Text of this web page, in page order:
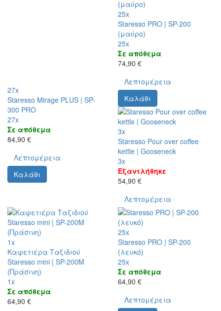
27x
Staresso Mirage PLUS | SP-
300 PRO
27x
Σε απόθεμα
84,90 €
Λεπτομέρεια
Καλάθι
25x
Staresso PRO | SP-200
(μαύρο)
25x
Σε απόθεμα
74,90 €
Λεπτομέρεια
Καλάθι
3x
Staresso Pour over coffee
kettle | Gooseneck
3x
Εξαντλήθηκε
54,90 €
Λεπτομέρεια
1x
Καφετιέρα Ταξιδιού
Staresso mini | SP-200M
(Πράσινη)
1x
Σε απόθεμα
64,90 €
25x
Staresso PRO | SP-200
(λευκό)
25x
Σε απόθεμα
64,90 €
Λεπτομέρεια